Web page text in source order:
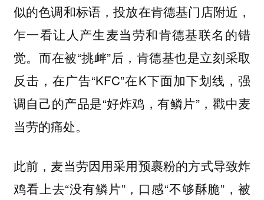
似的色调和标语，投放在肯德基门店附近，
乍一看让人产生麦当劳和肯德基联名的错
觉。而在被“挑衅”后，肯德基也是立刻采取
反击，在广告“KFC”在K下面加下划线，强
调自己的产品是“好炸鸡，有鳞片”，戳中麦
当劳的痛处。
此前，麦当劳因用采用预裹粉的方式导致炸
鸡看上去“没有鳞片”，口感“不够酥脆”，被